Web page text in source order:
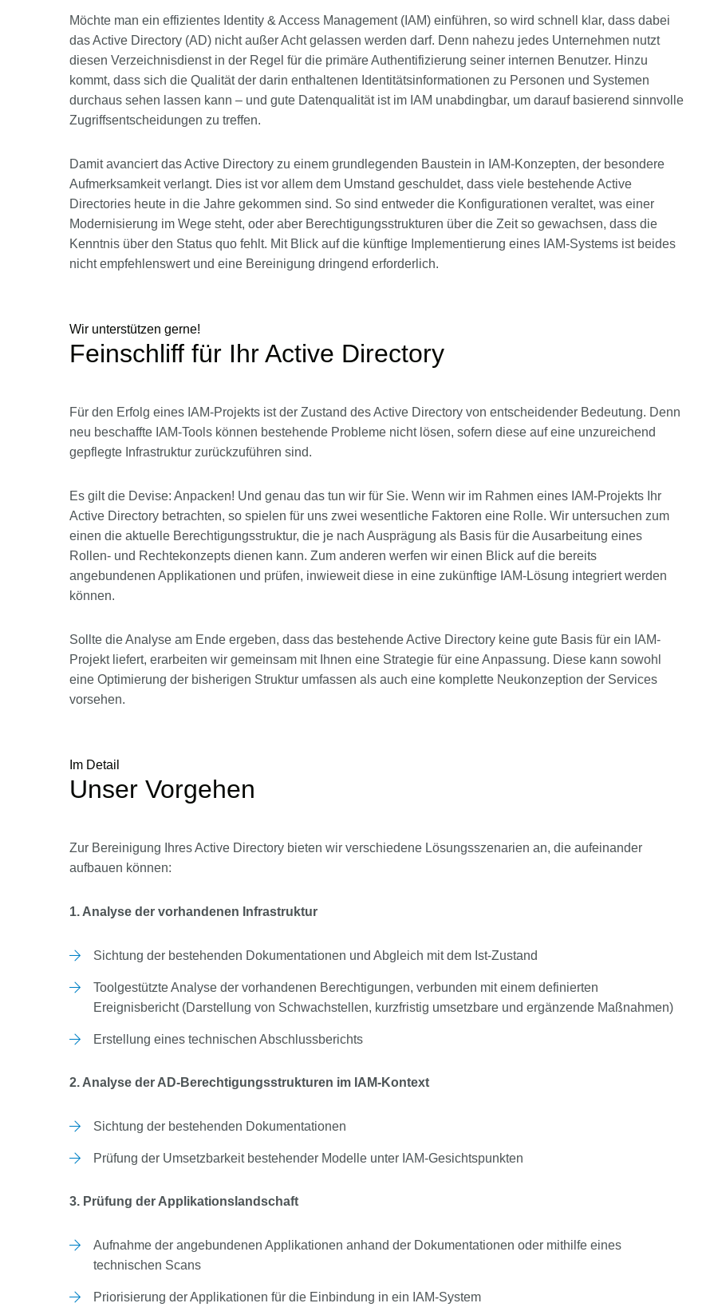
Möchte man ein effizientes Identity & Access Management (IAM) einführen, so wird schnell klar, dass dabei
das Active Directory (AD) nicht außer Acht gelassen werden darf. Denn nahezu jedes Unternehmen nutzt
diesen Verzeichnisdienst in der Regel für die primäre Authentifizierung seiner internen Benutzer. Hinzu
kommt, dass sich die Qualität der darin enthaltenen Identitätsinformationen zu Personen und Systemen
durchaus sehen lassen kann – und gute Datenqualität ist im IAM unabdingbar, um darauf basierend sinnvolle
Zugriffsentscheidungen zu treffen.
Damit avanciert das Active Directory zu einem grundlegenden Baustein in IAM-Konzepten, der besondere
Aufmerksamkeit verlangt. Dies ist vor allem dem Umstand geschuldet, dass viele bestehende Active
Directories heute in die Jahre gekommen sind. So sind entweder die Konfigurationen veraltet, was einer
Modernisierung im Wege steht, oder aber Berechtigungsstrukturen über die Zeit so gewachsen, dass die
Kenntnis über den Status quo fehlt. Mit Blick auf die künftige Implementierung eines IAM-Systems ist beides
nicht empfehlenswert und eine Bereinigung dringend erforderlich.
Wir unterstützen gerne!
Feinschliff für Ihr Active Directory
Für den Erfolg eines IAM-Projekts ist der Zustand des Active Directory von entscheidender Bedeutung. Denn
neu beschaffte IAM-Tools können bestehende Probleme nicht lösen, sofern diese auf eine unzureichend
gepflegte Infrastruktur zurückzuführen sind.
Es gilt die Devise: Anpacken! Und genau das tun wir für Sie. Wenn wir im Rahmen eines IAM-Projekts Ihr
Active Directory betrachten, so spielen für uns zwei wesentliche Faktoren eine Rolle. Wir untersuchen zum
einen die aktuelle Berechtigungsstruktur, die je nach Ausprägung als Basis für die Ausarbeitung eines
Rollen- und Rechtekonzepts dienen kann. Zum anderen werfen wir einen Blick auf die bereits
angebundenen Applikationen und prüfen, inwieweit diese in eine zukünftige IAM-Lösung integriert werden
können.
Sollte die Analyse am Ende ergeben, dass das bestehende Active Directory keine gute Basis für ein IAM-
Projekt liefert, erarbeiten wir gemeinsam mit Ihnen eine Strategie für eine Anpassung. Diese kann sowohl
eine Optimierung der bisherigen Struktur umfassen als auch eine komplette Neukonzeption der Services
vorsehen.
Im Detail
Unser Vorgehen
Zur Bereinigung Ihres Active Directory bieten wir verschiedene Lösungsszenarien an, die aufeinander
aufbauen können:
1. Analyse der vorhandenen Infrastruktur
Sichtung der bestehenden Dokumentationen und Abgleich mit dem Ist-Zustand
Toolgestützte Analyse der vorhandenen Berechtigungen, verbunden mit einem definierten
Ereignisbericht (Darstellung von Schwachstellen, kurzfristig umsetzbare und ergänzende Maßnahmen)
Erstellung eines technischen Abschlussberichts
2. Analyse der AD-Berechtigungsstrukturen im IAM-Kontext
Sichtung der bestehenden Dokumentationen
Prüfung der Umsetzbarkeit bestehender Modelle unter IAM-Gesichtspunkten
3. Prüfung der Applikationslandschaft
Aufnahme der angebundenen Applikationen anhand der Dokumentationen oder mithilfe eines
technischen Scans
Priorisierung der Applikationen für die Einbindung in ein IAM-System